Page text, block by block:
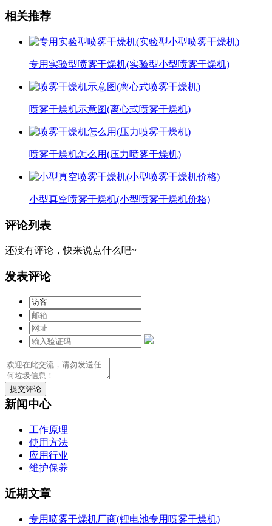
相关推荐
专用实验型喷雾干燥机(实验型小型喷雾干燥机)
喷雾干燥机示意图(离心式喷雾干燥机)
喷雾干燥机怎么用(压力喷雾干燥机)
小型真空喷雾干燥机(小型喷雾干燥机价格)
评论列表
还没有评论，快来说点什么吧~
发表评论
提交评论
新闻中心
工作原理
使用方法
应用行业
维护保养
近期文章
专用喷雾干燥机厂商(锂电池专用喷雾干燥机)